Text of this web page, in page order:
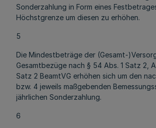
Sonderzahlung in Form eines
Höchstgrenze um diesen zu erhöhen.
5
Die Mindestbeträge der (Gesamt-
Gesamtbezüge nach § 54 Abs. 1 Satz 2,
Satz 2 BeamtVG erhöhen sich um den
bzw. 4 jeweils maßgebenden
jährlichen Sonderzahlung.
6